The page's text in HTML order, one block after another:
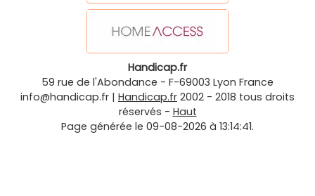
Handicap.fr
59 rue de l'Abondance - F-69003 Lyon France
info@handicap.fr | Handicap.fr 2002 - 2018 tous droits
réservés - Haut
Page générée le 09-08-2026 à 13:14:41.